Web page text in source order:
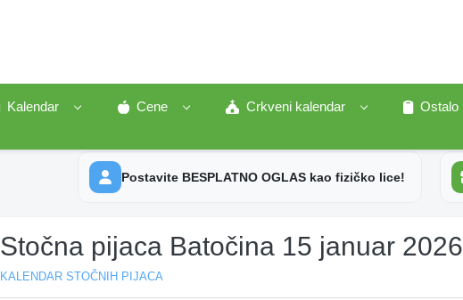
Kalendar Cene Crkveni kalendar
Ostalo
Postavite BESPLATNO OGLAS kao fizičko lice!
Stočna pijaca Batočina 15 januar 2026
KALENDAR STOČNIH PIJACA